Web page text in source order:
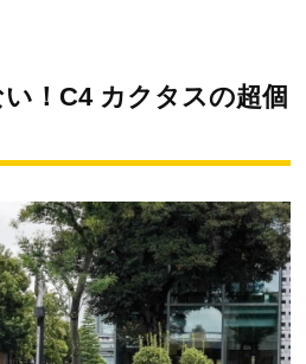
！C4 カクタスの超個